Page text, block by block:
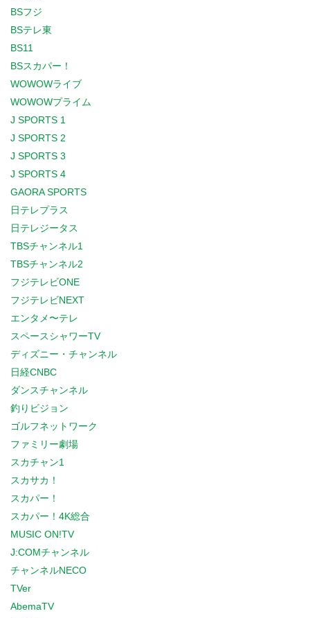
BSフジ
BSテレ東
BS11
BSスカパー！
WOWOWライブ
WOWOWプライム
J SPORTS 1
J SPORTS 2
J SPORTS 3
J SPORTS 4
GAORA SPORTS
日テレプラス
日テレジータス
TBSチャンネル1
TBSチャンネル2
フジテレビONE
フジテレビNEXT
エンタメ〜テレ
スペースシャワーTV
ディズニー・チャンネル
日経CNBC
ダンスチャンネル
釣りビジョン
ゴルフネットワーク
ファミリー劇場
スカチャン1
スカサカ！
スカパー！
スカパー！4K総合
MUSIC ON!TV
J:COMチャンネル
チャンネルNECO
TVer
AbemaTV